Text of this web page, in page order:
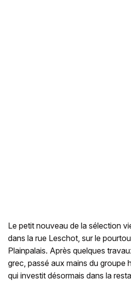
Le petit nouveau de la sélection
dans la rue Leschot, sur le
Plainpalais. Après quelques
grec, passé aux mains du groupe
qui investit désormais dans la